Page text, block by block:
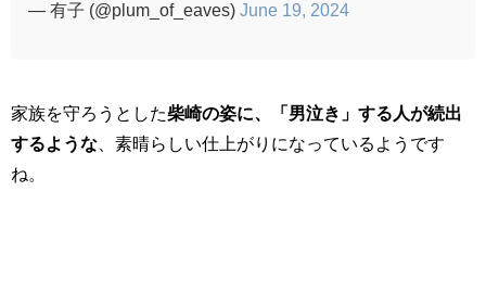
— 有子 (@plum_of_eaves) June 19, 2024
家族を守ろうとした柴崎の姿に、「男泣き」する人が続出
するような 、素晴らしい仕上がりになっているようです
ね。